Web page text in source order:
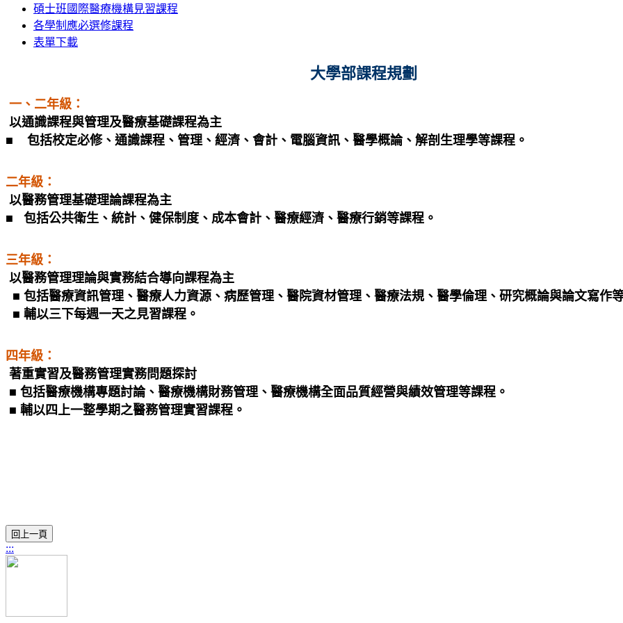
碩士班國際醫療機構見習課程
各學制應必選修課程
表單下載
大學部課程規劃
一、二年級：
以通識課程與管理及醫療基礎課程為主
■ 包括校定必修、通識課程、管理、經濟、會計、電腦資訊、醫學概論、解剖生理學等課程。
二年級：
以醫務管理基礎理論課程為主
■ 包括公共衛生、統計、健保制度、成本會計、醫療經濟、醫療行銷等課程。
三年級：
以醫務管理理論與實務結合導向課程為主
■ 包括醫療資訊管理、醫療人力資源、病歷管理、醫院資材管理、醫療法規、醫學倫理、研究概論與論文寫作
■ 輔以三下每週一天之見習課程。
四年級：
著重實習及醫務管理實務問題探討
■ 包括醫療機構專題討論、醫療機構財務管理、醫療機構全面品質經營與績效管理等課程。
■ 輔以四上一整學期之醫務管理實習課程。
:::